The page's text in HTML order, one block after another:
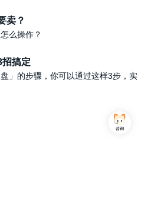
卖？
么操作？
搞定
」的步骤，你可以通过这样3步，实